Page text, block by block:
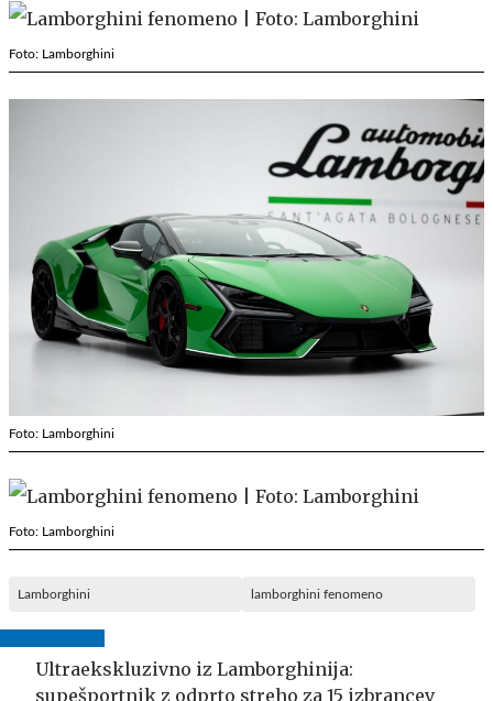
Foto: Lamborghini
Foto: Lamborghini
Foto: Lamborghini
Lamborghini lamborghini fenomeno
Ultraekskluzivno iz Lamborghinija:
supešportnik z odprto streho za 15 izbrancev